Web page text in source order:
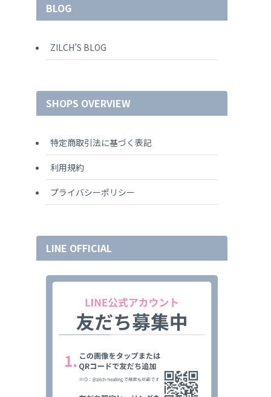
BLOG
ZILCH’S BLOG
SHOPS OVERVIEW
特定商取引法に基づく表記
利用規約
プライバシーポリシー
LINE OFFICIAL